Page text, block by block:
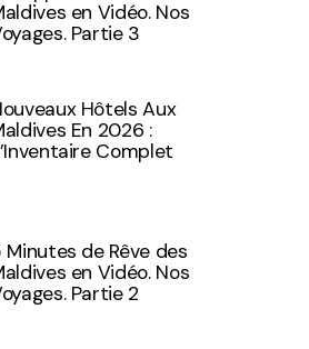
en Vidéo. Nos
Partie 3
Hôtels Aux
En 2026 :
Complet
Minutes de Rêve des
en Vidéo. Nos
Partie 2